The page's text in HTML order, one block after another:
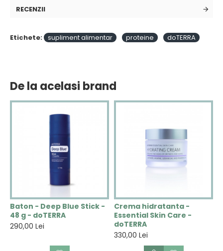
RECENZII
Etichete: supliment alimentar proteine doTERRA
De la acelasi brand
Baton - Deep Blue Stick -
48 g - doTERRA
290,00 Lei
Crema hidratanta -
Essential Skin Care -
doTERRA
330,00 Lei